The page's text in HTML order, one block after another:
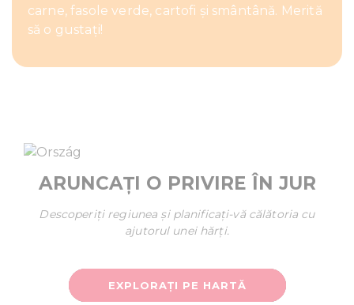
carne, fasole verde, cartofi și smântână. Merită
să o gustați!
ARUNCAȚI O PRIVIRE ÎN JUR
Descoperiți regiunea și planificați-vă călătoria cu
ajutorul unei hărți.
EXPLORAȚI PE HARTĂ